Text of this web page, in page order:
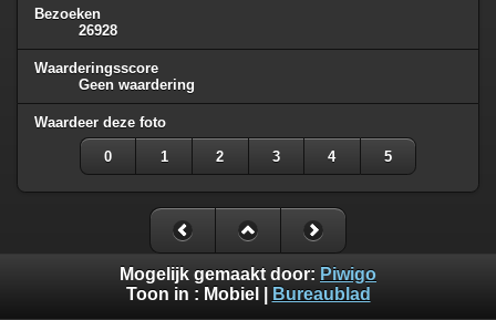
Bezoeken
26928
Waarderingsscore
Geen waardering
Waardeer deze foto
0 1 2 3 4 5
Mogelijk gemaakt door: Piwigo
Toon in : Mobiel Bureaublad